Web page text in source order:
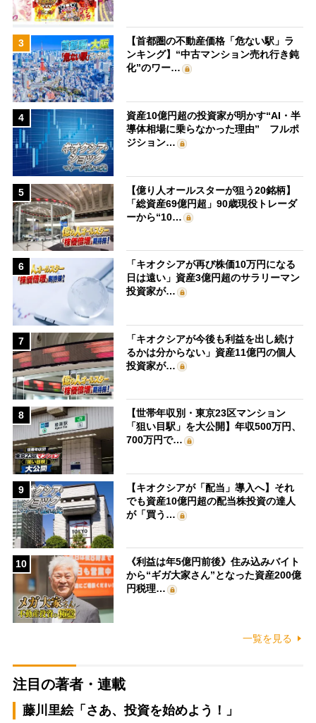
3
【首都圏の不動産価格「危ない駅」ラ
ンキング】“中古マンション売れ行き鈍
化”のワー…
4
資産10億円超の投資家が明かす“AI・半
導体相場に乗らなかった理由” フルポ
ジション…
5
【億り人オールスターが狙う20銘柄】
「総資産69億円超」90歳現役トレーダ
ーから“10…
6
「キオクシアが再び株価10万円になる
日は遠い」資産3億円超のサラリーマン
投資家が…
7
「キオクシアが今後も利益を出し続け
るかは分からない」資産11億円の個人
投資家が…
8
【世帯年収別・東京23区マンション
「狙い目駅」を大公開】年収500万円、
700万円で…
9
【キオクシアが「配当」導入へ】それ
でも資産10億円超の配当株投資の達人
が「買う…
10
《利益は年5億円前後》住み込みバイト
から“ギガ大家さん”となった資産200億
円税理…
一覧を見る
注目の著者・連載
藤川里絵「さあ、投資を始めよう！」